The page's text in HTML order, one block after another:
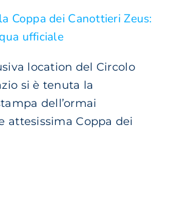
Coppa dei Canottieri Zeus:
ufficiale
location del Circolo
si è tenuta la
dell’ormai
attesissima Coppa dei